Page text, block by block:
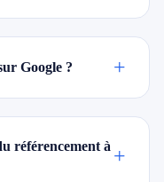
Google ? +
référencement à +